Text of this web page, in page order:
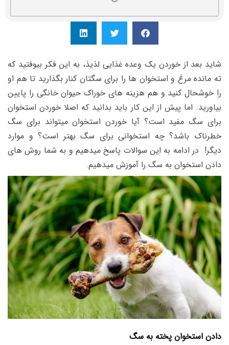
شاید بعد از خوردن یک وعده غذایی لذیذ، به این فکر بیوفتید که
ته مانده مرغ و استخوان ها را برای سگتان کنار بگذارید تا هم او
را خوشحال کنید و هم هزینه های خوراک حیوان خانگی را پایین
بیاورید. اما پیش از این کار باید بدانید که اصلا خوردن استخوان
برای سگ مفید است؟ آیا خوردن استخوان میتواند برای سگ
خطرناک باشد؟ چه استخوانی برای سگ بهتر است؟ و موارد
دیگر! در ادامه به این سوالات پاسخ میدهیم و به شما روش های
دادن استخوان به سگ را آموزش میدهیم.
دادن استخوان پخته به سگ